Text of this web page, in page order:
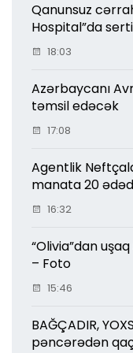
Qanunsuz
Hospital”da
18:03
Azərbaycanı
təmsil edəcək
17:08
Agentlik
manata 20
16:32
“Olivia”dan
– Foto
15:46
BAĞÇADIR,
pəncərədən